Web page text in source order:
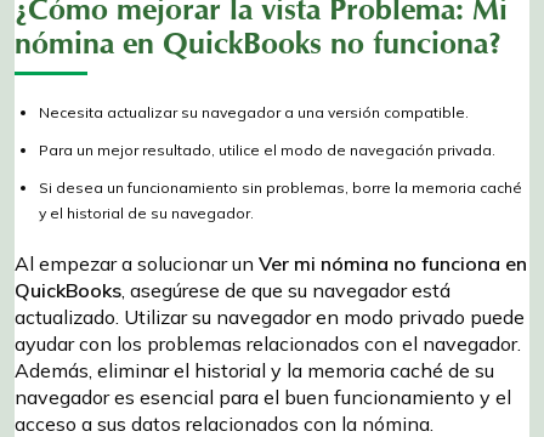
¿Cómo mejorar la vista Problema: Mi
nómina en QuickBooks no funciona?
Necesita actualizar su navegador a una versión compatible.
Para un mejor resultado, utilice el modo de navegación privada.
Si desea un funcionamiento sin problemas, borre la memoria caché
y el historial de su navegador.
Al empezar a solucionar un Ver mi nómina no funciona en
QuickBooks , asegúrese de que su navegador está
actualizado. Utilizar su navegador en modo privado puede
ayudar con los problemas relacionados con el navegador.
Además, eliminar el historial y la memoria caché de su
navegador es esencial para el buen funcionamiento y el
acceso a sus datos relacionados con la nómina.